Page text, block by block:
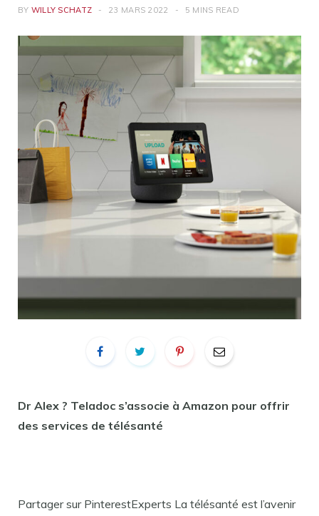
BY WILLY SCHATZ 23 MARS 2022 5 MINS READ
Dr Alex ? Teladoc s’associe à Amazon pour offrir
des services de télésanté
Partager sur PinterestExperts La télésanté est l’avenir